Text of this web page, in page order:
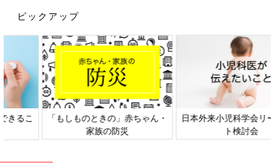
ピックアップ
日本外来小児科学会リーフレッ
ト検討会
六星占術 細木かおりさんの人生